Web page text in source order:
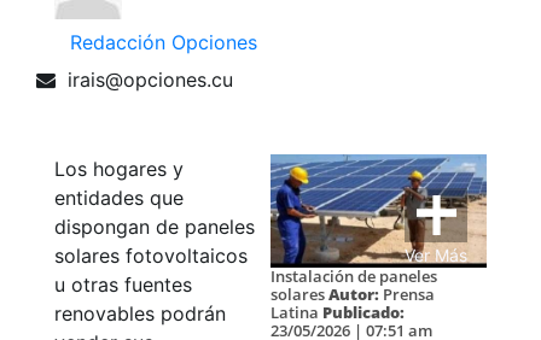
Redacción Opciones
irais@opciones.cu
Ver Más
Instalación de paneles
solaresAutor: Prensa
Latina Publicado:
23/05/2026 | 07:51 am
Los hogares y
entidades que
dispongan de paneles
solares fotovoltaicos
u otras fuentes
renovables podrán